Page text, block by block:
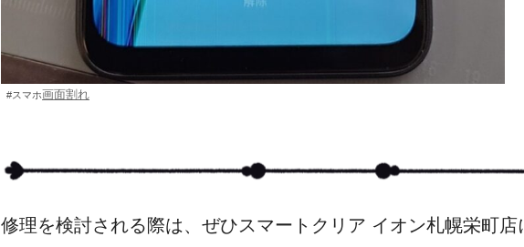
#スマホ画面割れ
修理を検討される際は、ぜひスマートクリア イオン札幌栄町店